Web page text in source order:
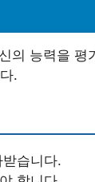
의 능력을 평
.
습니다.